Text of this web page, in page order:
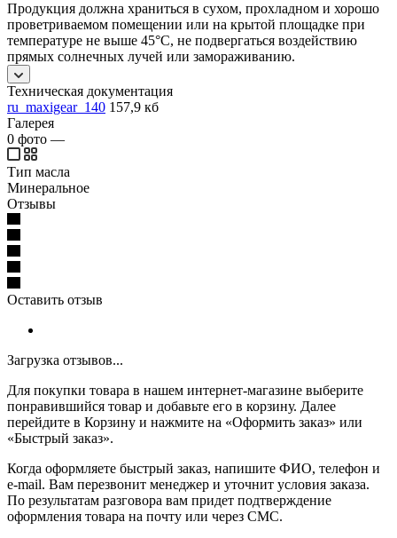
Продукция должна храниться в сухом, прохладном и хорошо
проветриваемом помещении или на крытой площадке при
температуре не выше 45°C, не подвергаться воздействию
прямых солнечных лучей или замораживанию.
Техническая документация
ru_maxigear_140 157,9 кб
Галерея
0 фото —
Тип масла
Минеральное
Отзывы
Оставить отзыв
Загрузка отзывов...
Для покупки товара в нашем интернет-магазине выберите
понравившийся товар и добавьте его в корзину. Далее
перейдите в Корзину и нажмите на «Оформить заказ» или
«Быстрый заказ».
Когда оформляете быстрый заказ, напишите ФИО, телефон и
e-mail. Вам перезвонит менеджер и уточнит условия заказа.
По результатам разговора вам придет подтверждение
оформления товара на почту или через СМС.